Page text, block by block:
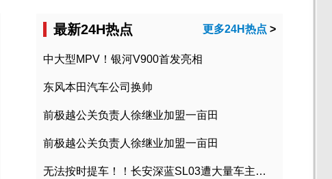
最新24H热点 更多24H热点 >
中大型MPV！银河V900首发亮相
东风本田汽车公司换帅
前极越公关负责人徐继业加盟一亩田
前极越公关负责人徐继业加盟一亩田
无法按时提车！！长安深蓝SL03遭大量车主投诉